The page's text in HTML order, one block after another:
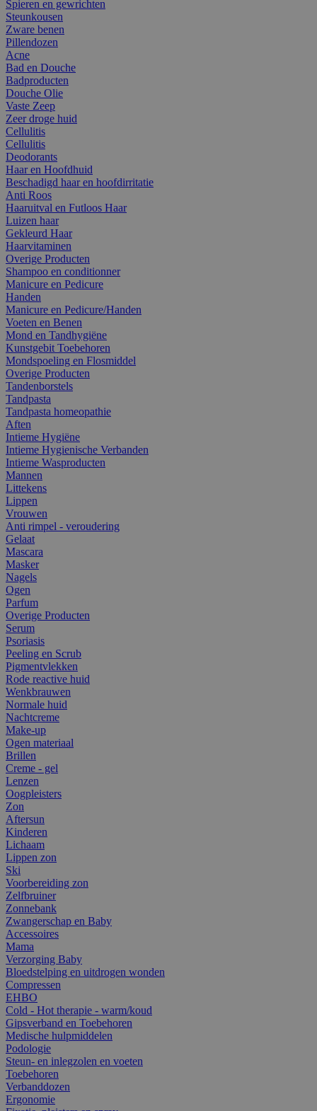
Spieren en gewrichten
Steunkousen
Zware benen
Pillendozen
Acne
Bad en Douche
Badproducten
Douche Olie
Vaste Zeep
Zeer droge huid
Cellulitis
Cellulitis
Deodorants
Haar en Hoofdhuid
Beschadigd haar en hoofdirritatie
Anti Roos
Haaruitval en Futloos Haar
Luizen haar
Gekleurd Haar
Haarvitaminen
Overige Producten
Shampoo en conditionner
Manicure en Pedicure
Handen
Manicure en Pedicure/Handen
Voeten en Benen
Mond en Tandhygiëne
Kunstgebit Toebehoren
Mondspoeling en Flosmiddel
Overige Producten
Tandenborstels
Tandpasta
Tandpasta homeopathie
Aften
Intieme Hygiëne
Intieme Hygienische Verbanden
Intieme Wasproducten
Mannen
Littekens
Lippen
Vrouwen
Anti rimpel - veroudering
Gelaat
Mascara
Masker
Nagels
Ogen
Parfum
Overige Producten
Serum
Psoriasis
Peeling en Scrub
Pigmentvlekken
Rode reactive huid
Wenkbrauwen
Normale huid
Nachtcreme
Make-up
Ogen materiaal
Brillen
Creme - gel
Lenzen
Oogpleisters
Zon
Aftersun
Kinderen
Lichaam
Lippen zon
Ski
Voorbereiding zon
Zelfbruiner
Zonnebank
Zwangerschap en Baby
Accessoires
Mama
Verzorging Baby
Bloedstelping en uitdrogen wonden
Compressen
EHBO
Cold - Hot therapie - warm/koud
Gipsverband en Toebehoren
Medische hulpmiddelen
Podologie
Steun- en inlegzolen en voeten
Toebehoren
Verbanddozen
Ergonomie